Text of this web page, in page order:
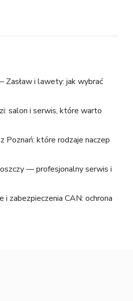
i lawety: jak wybrać
salon i serwis, które warto
Poznań: które rodzaje naczep
— profesjonalny serwis i
i zabezpieczenia CAN: ochrona